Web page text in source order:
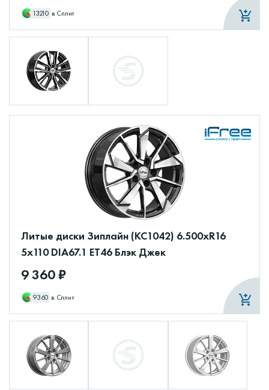
13210 в Сплит
Литые диски Зиплайн (КС1042) 6.500xR16
5x110 DIA67.1 ET46 Блэк Джек
9 360 ₽
9360 в Сплит